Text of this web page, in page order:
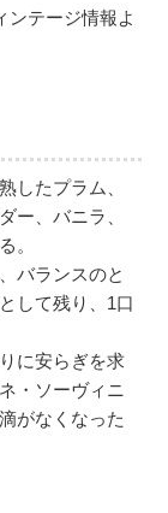
ンテージ情報よ
したプラム、
ー、バニラ、
。
バランスのと
して残り、1口
に安らぎを求
・ソーヴィニ
がなくなった